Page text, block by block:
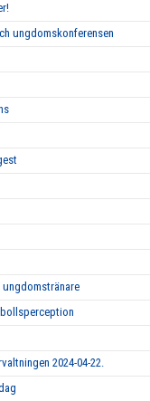
ungdomskonferensen
2024-04-22.